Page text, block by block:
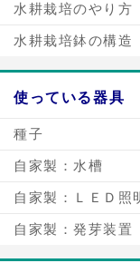
水耕栽培のやり方
水耕栽培鉢の構造
使っている器具
種子
自家製：水槽
自家製：ＬＥＤ照
自家製：発芽装置